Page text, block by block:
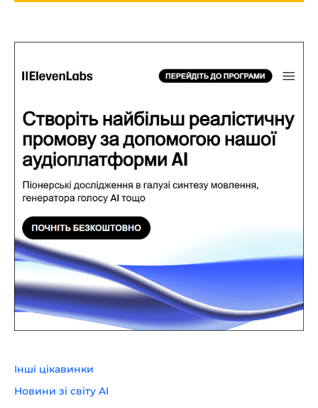
Інші цікавинки
Новини зі світу AI